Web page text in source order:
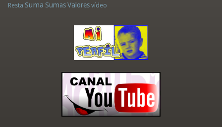
Resta Suma Sumas Valores vídeo